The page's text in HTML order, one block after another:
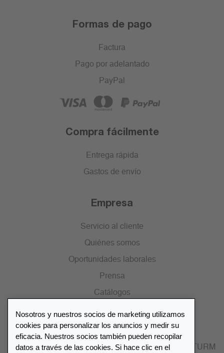
Formas de pago
Factura
Pago por adelantado
PayPal
Compra fácilmente
Entrega rápida
Gastos de envío
Empresa
Servicio al cliente
Quiénes somos
Oportunidades laborales
Prensa
Catálogos
Lista de distribuidores
Encuentre su distribuidor más cercano LEUCHTTURM
Nosotros y nuestros socios de marketing utilizamos
cookies para personalizar los anuncios y medir su
eficacia. Nuestros socios también pueden recopilar
datos a través de las cookies. Si hace clic en el